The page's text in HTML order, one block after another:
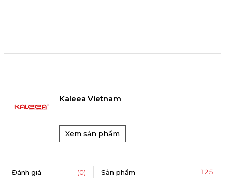
Kaleea Vietnam
Xem sản phẩm
Đánh giá (0) Sản phẩm 125